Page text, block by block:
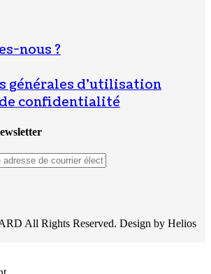
nous ?
générales d’utilisation
confidentialité
All Rights Reserved. Design by Helios